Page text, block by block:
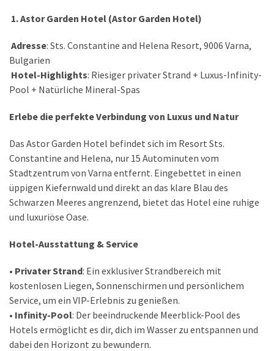
MOST
USED
CATEGORIES
(31)
Genuss
(39)
hotels
(24)
rezepte
Reisetipps
(25)
Flüge
(15)
1. Astor Garden Hotel (Astor Garden Hotel)
Adresse: Sts. Constantine and Helena Resort, 9006 Varna,
Bulgarien
Hotel-Highlights: Riesiger privater Strand + Luxus-Infinity-
Pool + Natürliche Mineral-Spas
Erlebe die perfekte Verbindung von Luxus und Natur
Das Astor Garden Hotel befindet sich im Resort Sts.
Constantine and Helena, nur 15 Autominuten vom
Stadtzentrum von Varna entfernt. Eingebettet in einen
üppigen Kiefernwald und direkt an das klare Blau des
Schwarzen Meeres angrenzend, bietet das Hotel eine ruhige
und luxuriöse Oase.
Hotel-Ausstattung & Service
• Privater Strand: Ein exklusiver Strandbereich mit
kostenlosen Liegen, Sonnenschirmen und persönlichem
Service, um ein VIP-Erlebnis zu genießen.
• Infinity-Pool: Der beeindruckende Meerblick-Pool des
Hotels ermöglicht es dir, dich im Wasser zu entspannen und
dabei den Horizont zu bewundern.